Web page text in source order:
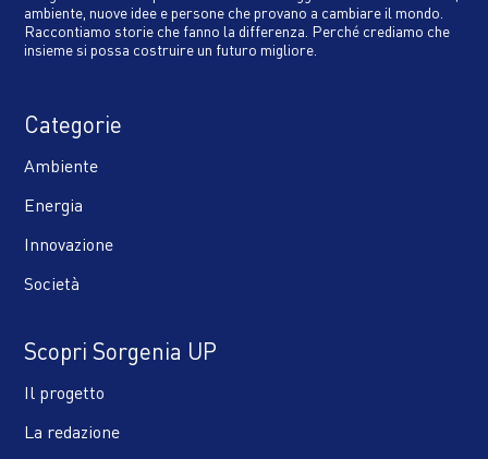
ambiente, nuove idee e persone che provano a cambiare il mondo.
Raccontiamo storie che fanno la differenza. Perché crediamo che
insieme si possa costruire un futuro migliore.
Categorie
Ambiente
Energia
Innovazione
Società
Scopri Sorgenia UP
Il progetto
La redazione